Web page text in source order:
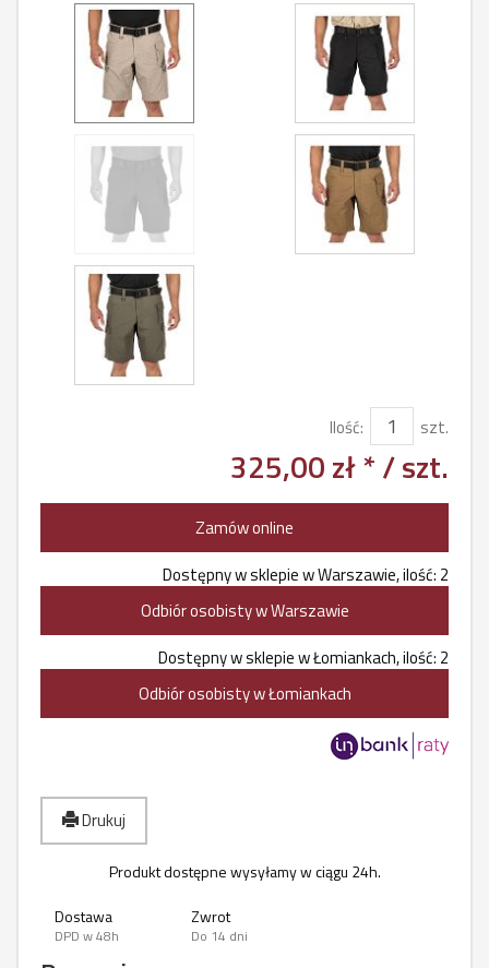
Ilość: szt.
325,00 zł */ szt.
Zamów online
Dostępny w sklepie w Warszawie, ilość: 2
Odbiór osobisty w Warszawie
Dostępny w sklepie w Łomiankach, ilość: 2
Odbiór osobisty w Łomiankach
Drukuj
Produkt dostępne wysyłamy w ciągu 24h.
Dostawa
DPD w 48h
Zwrot
Do 14 dni